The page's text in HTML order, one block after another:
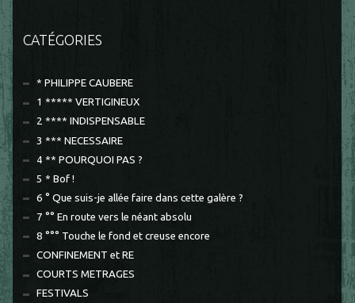
CATÉGORIES
* PHILIPPE CAUBERE
1 ***** VERTIGINEUX
2 **** INDISPENSABLE
3 *** NECESSAIRE
4 ** POURQUOI PAS ?
5 * Bof !
6 ° Que suis-je allée faire dans cette galère ?
7 °° En route vers le néant absolu
8 °°° Touche le fond et creuse encore
CONFINEMENT et RE
COURTS METRAGES
FESTIVALS